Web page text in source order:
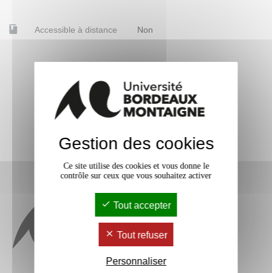
Accessible à distance Non
Gestion des cookies
Ce site utilise des cookies et vous donne le
contrôle sur ceux que vous souhaitez activer
Tout accepter
Tout refuser
Personnaliser